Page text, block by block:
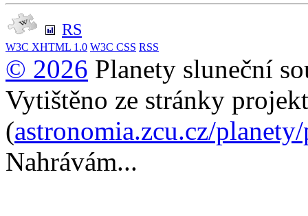
RS
W3C XHTML 1.0 W3C CSS RSS
© 2026 Planety sluneční
Vytištěno ze stránky
(astronomia.zcu.cz/
Nahrávám...